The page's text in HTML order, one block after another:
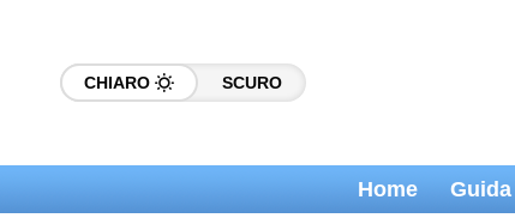
CHIARO SCURO
Home